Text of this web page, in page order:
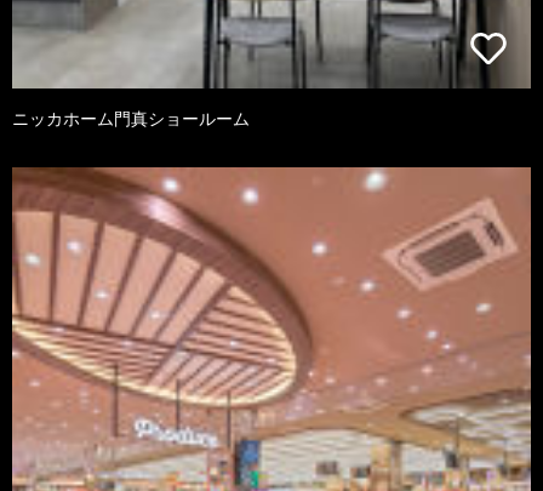
ニッカホーム門真ショールーム